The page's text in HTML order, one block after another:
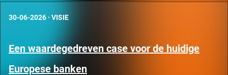
30-06-2026 · VISIE
Een waardegedreven case voor de huidige
Europese banken